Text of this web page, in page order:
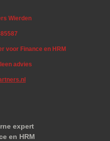
Wierden
voor Finance en HRM
advies
expert
en HRM